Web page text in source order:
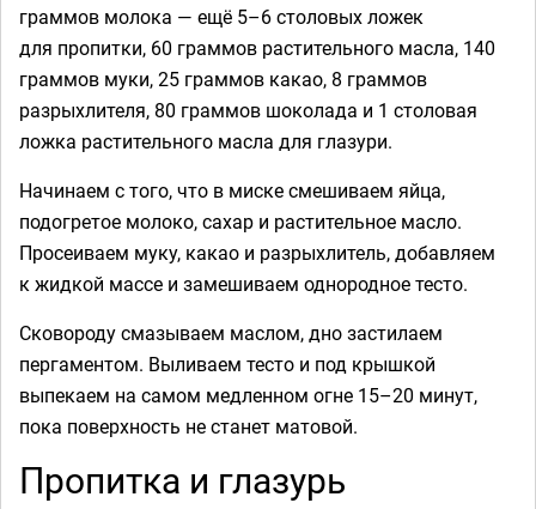
граммов молока — ещё 5–6 столовых ложек
для пропитки, 60 граммов растительного масла, 140
граммов муки, 25 граммов какао, 8 граммов
разрыхлителя, 80 граммов шоколада и 1 столовая
ложка растительного масла для глазури.
Начинаем с того, что в миске смешиваем яйца,
подогретое молоко, сахар и растительное масло.
Просеиваем муку, какао и разрыхлитель, добавляем
к жидкой массе и замешиваем однородное тесто.
Сковороду смазываем маслом, дно застилаем
пергаментом. Выливаем тесто и под крышкой
выпекаем на самом медленном огне 15–20 минут,
пока поверхность не станет матовой.
Пропитка и глазурь